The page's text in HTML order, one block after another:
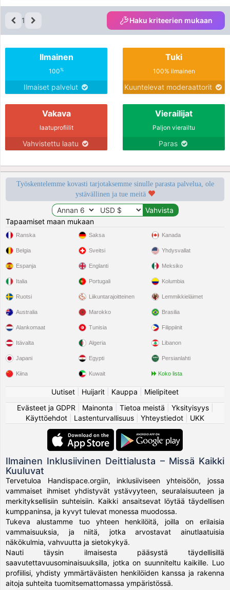
walk. I'm very personable.
1 Haku kriteerien mukaan
Ilmainen
100%
Ilmaiset palvelut
Tuki
100% ilmainen
Kuuntelevat moderaattorit
Vakava
laatuprofiilit
Vahvistettu laatu
Vierailijat
Paljon vierailtu
Paras
Työskentelemme kovasti tarjotaksemme sinulle parasta palvelua, ole
ystävällinen ja tue meitä
Tapaamiset maan mukaan
Ranska
Belgia
Espanja
Italia
Ruotsi
Saksa
Sveitsi
Englanti
Portugali
Liikuntarajoitteinen
Kanada
Yhdysvallat
Meksiko
Kolumbia
Lemmikkieläimet
Australia
Alankomaat
Itävalta
Japani
Kiina
Marokko
Tunisia
Algeria
Egypti
Kuwait
Brasilia
Filippiinit
Libanon
Persianlahti
Koko lista
Uutiset Huijarit Kauppa
Mielipiteet
Evästeet ja GDPR
Mainonta Tietoa meistä Yksityisyys|
Käyttöehdot
Lastenturvallisuus Yhteystiedot UKK
Ilmainen Inklusiivinen Deittialusta – Missä Kaikki
Kuuluvat
Tervetuloa Handispace.orgiin, inklusiiviseen yhteisöön, jossa
vammaiset ihmiset yhdistyvät ystävyyteen, seuralaisuuteen ja
merkityksellisiin suhteisiin. Kaikki ansaitsevat löytää täydellisen
kumppaninsa, ja kyvyt tulevat monessa muodossa.
Tukeva alustamme tuo yhteen henkilöitä, joilla on erilaisia
vammaisuuksia, ja niitä, jotka arvostavat ainutlaatuisia
näkökulmia, vahvuutta ja sietokykyä.
Nauti täysin ilmaisesta pääsystä täydellisillä
saavutettavuusominaisuuksilla, jotka on suunniteltu kaikille. Luo
profiilisi, yhdisty ymmärtäväisten henkilöiden kanssa ja rakenna
aitoja suhteita tuomitsemattomassa ympäristössä.